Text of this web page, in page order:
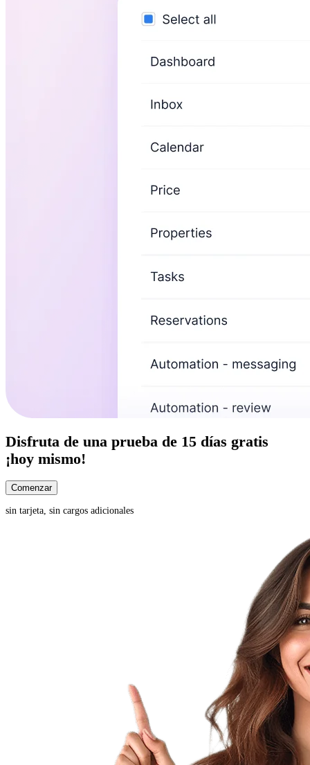
Disfruta de una prueba de 15 días gratis
¡hoy mismo!
Comenzar
sin tarjeta, sin cargos adicionales